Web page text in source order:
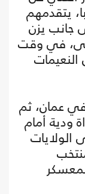
موسعة تضم 30 لاعبا، يتقدمهم
جانب يزن
في وقت
في عمان، ثم
ودية أمام
الولايات